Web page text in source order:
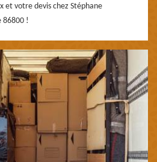
et votre devis chez Stéphane
86800 !